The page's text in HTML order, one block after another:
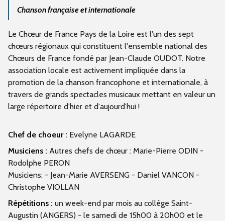
Chanson française et internationale
Le Chœur de France Pays de la Loire est l'un des sept
chœurs régionaux qui constituent l'ensemble national des
Chœurs de France fondé par Jean-Claude OUDOT. Notre
association locale est activement impliquée dans la
promotion de la chanson francophone et internationale, à
travers de grands spectacles musicaux mettant en valeur un
large répertoire d'hier et d'aujourd'hui !
Chef de choeur : Evelyne LAGARDE
Musiciens : Autres chefs de chœur : Marie-Pierre ODIN -
Rodolphe PERON
Musiciens: - Jean-Marie AVERSENG - Daniel VANCON -
Christophe VIOLLAN
Répétitions : un week-end par mois au collège Saint-
Augustin (ANGERS) - le samedi de 15h00 à 20h00 et le